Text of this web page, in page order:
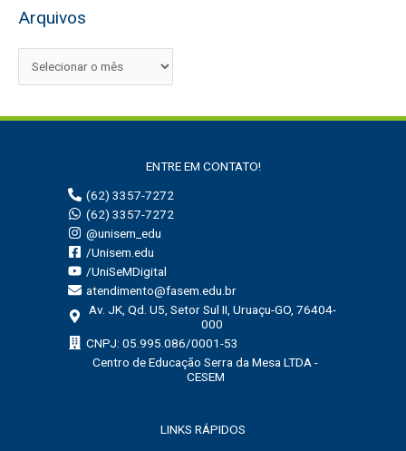
u
Arquivos
ENTRE EM CONTATO!
(62) 3357-7272
(62) 3357-7272
@unisem_edu
/Unisem.edu
/UniSeMDigital
atendimento@fasem.edu.br
Av. JK, Qd. U5, Setor Sul II, Uruaçu-GO, 76404-
000
CNPJ: 05.995.086/0001-53
Centro de Educação Serra da Mesa LTDA -
CESEM
LINKS RÁPIDOS